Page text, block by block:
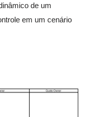
de um
em um cenário